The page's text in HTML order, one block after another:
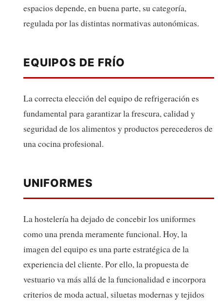
espacios depende, en buena parte, su categoría,
regulada por las distintas normativas autonómicas.
EQUIPOS DE FRÍO
La correcta elección del equipo de refrigeración es
fundamental para garantizar la frescura, calidad y
seguridad de los alimentos y productos perecederos de
una cocina profesional.
UNIFORMES
La hostelería ha dejado de concebir los uniformes
como una prenda meramente funcional. Hoy, la
imagen del equipo es una parte estratégica de la
experiencia del cliente. Por ello, la propuesta de
vestuario va más allá de la funcionalidad e incorpora
criterios de moda actual, siluetas modernas y tejidos